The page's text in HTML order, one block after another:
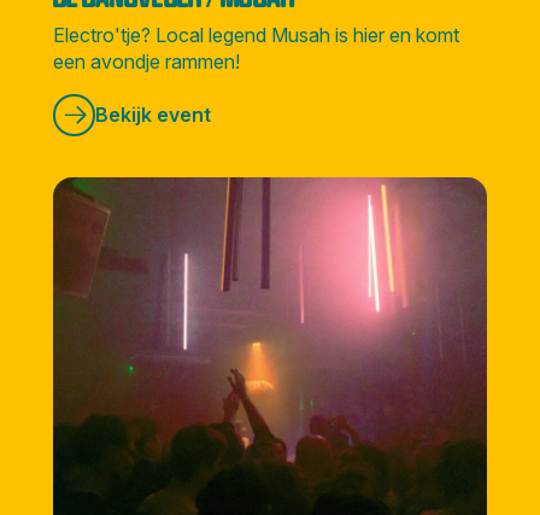
Electro'tje? Local legend Musah is hier en komt
een avondje rammen!
Bekijk event